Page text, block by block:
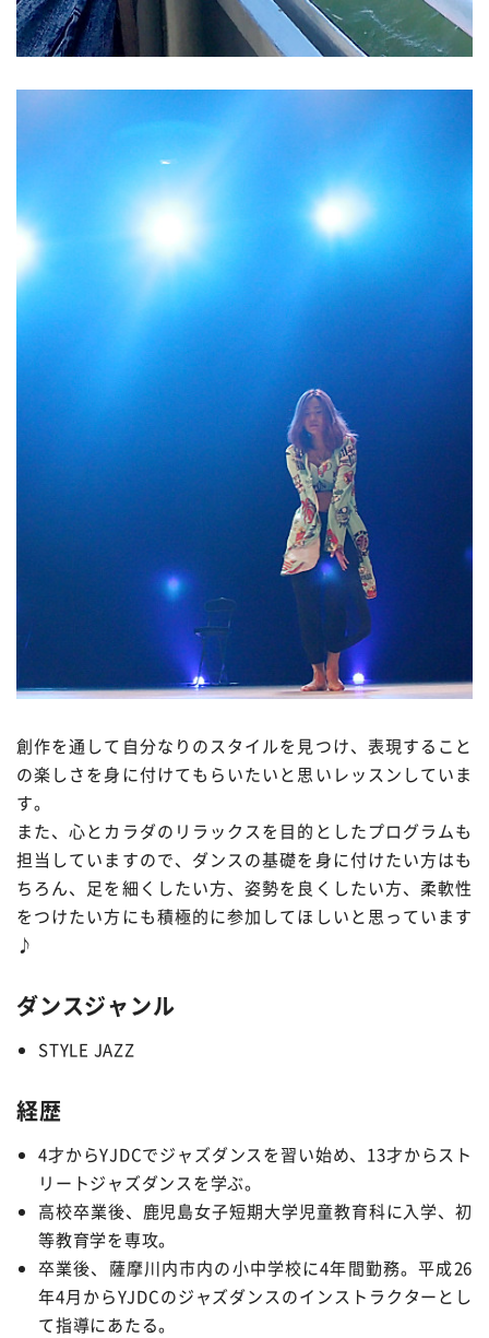
創作を通して自分なりのスタイルを見つけ、表現すること
の楽しさを身に付けてもらいたいと思いレッスンしていま
す。
また、心とカラダのリラックスを目的としたプログラムも
担当していますので、ダンスの基礎を身に付けたい方はも
ちろん、足を細くしたい方、姿勢を良くしたい方、柔軟性
をつけたい方にも積極的に参加してほしいと思っています
♪
ダンスジャンル
STYLE JAZZ
経歴
4才からYJDCでジャズダンスを習い始め、13才からスト
リートジャズダンスを学ぶ。
高校卒業後、鹿児島女子短期大学児童教育科に入学、初
等教育学を専攻。
卒業後、薩摩川内市内の小中学校に4年間勤務。平成26
年4月からYJDCのジャズダンスのインストラクターとし
て指導にあたる。